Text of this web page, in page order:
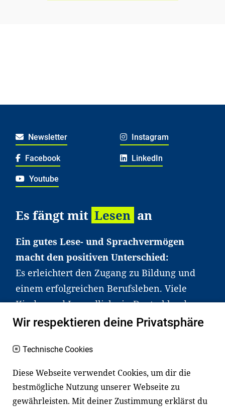
Newsletter Instagram
Facebook LinkedIn
Youtube
Es fängt mit Lesen an
Ein gutes Lese- und Sprachvermögen
macht den positiven Unterschied:
Es erleichtert den Zugang zu Bildung und
einem erfolgreichen Berufsleben. Viele
Kinder und Jugendliche in Deutschland
haben aber große Schwierigkeiten dabei.
an Familien sowie an Erzieher*innen,
Fachexpert*innen. Dafür arbeiten wir eng
mit Ministerien, wissenschaftlichen
Wir respektieren deine Privatsphäre
Technische Cookies
Diese Webseite verwendet Cookies, um dir die
bestmögliche Nutzung unserer Webseite zu
gewährleisten. Mit deiner Zustimmung erklärst du